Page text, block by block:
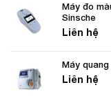
Máy đo
Sinsche
Liên hệ
Máy
Liên hệ